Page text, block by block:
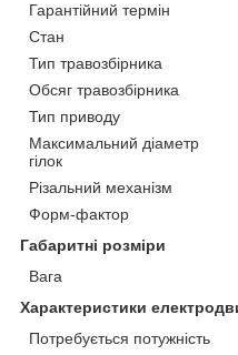
Гарантійний термін
Стан
Тип травозбірника
Обсяг травозбірника
Тип приводу
Максимальний діаметр
гілок
Різальний механізм
Форм-фактор
Габаритні розміри
Вага
Характеристики
Потребується потужність